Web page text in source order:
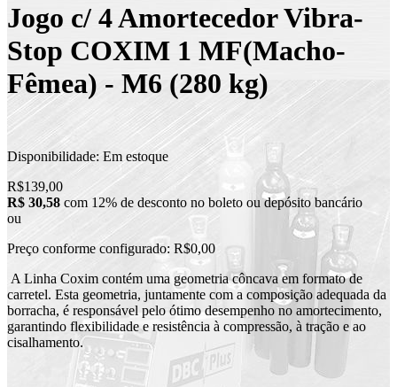
Jogo c/ 4 Amortecedor Vibra-
Stop COXIM 1 MF(Macho-
Fêmea) - M6 (280 kg)
Disponibilidade: Em estoque
R$139,00
R$ 30,58 com 12% de desconto no boleto ou depósito bancário
ou
Preço conforme configurado: R$0,00
A Linha Coxim contém uma geometria côncava em formato de
carretel. Esta geometria, juntamente com a composição adequada da
borracha, é responsável pelo ótimo desempenho no amortecimento,
garantindo flexibilidade e resistência à compressão, à tração e ao
cisalhamento.